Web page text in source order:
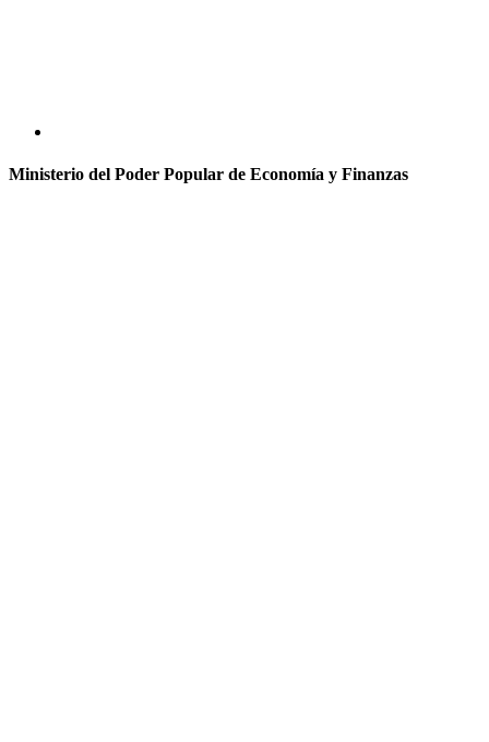
Ministerio del Poder Popular de Economía y Finanzas